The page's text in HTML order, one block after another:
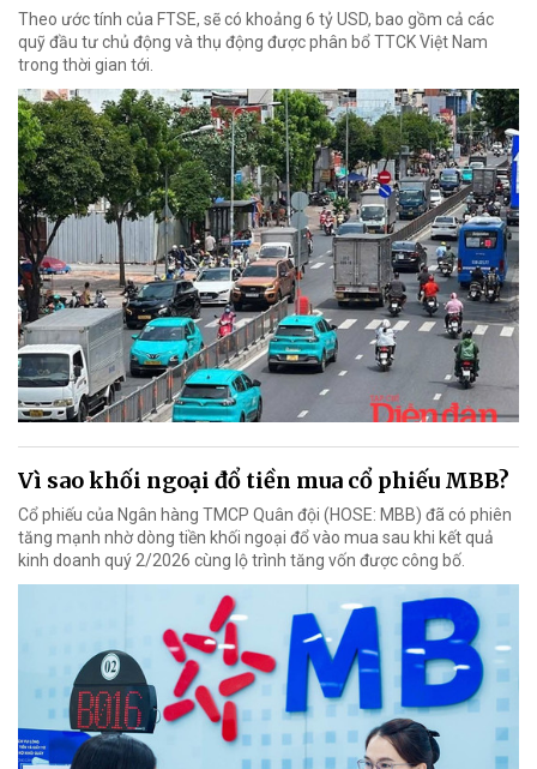
Theo ước tính của FTSE, sẽ có khoảng 6 tỷ USD, bao gồm cả các
quỹ đầu tư chủ động và thụ động được phân bổ TTCK Việt Nam
trong thời gian tới.
Vì sao khối ngoại đổ tiền mua cổ phiếu MBB?
Cổ phiếu của Ngân hàng TMCP Quân đội (HOSE: MBB) đã có phiên
tăng mạnh nhờ dòng tiền khối ngoại đổ vào mua sau khi kết quả
kinh doanh quý 2/2026 cùng lộ trình tăng vốn được công bố.